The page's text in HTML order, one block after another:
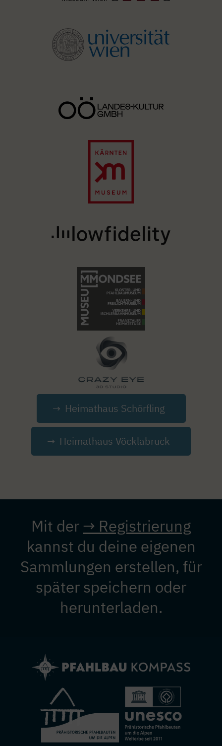
Heimathaus Schörfling
Heimathaus Vöcklabruck
Mit der → Registrierung
kannst du deine eigenen
Sammlungen erstellen, für
später speichern oder
herunterladen.